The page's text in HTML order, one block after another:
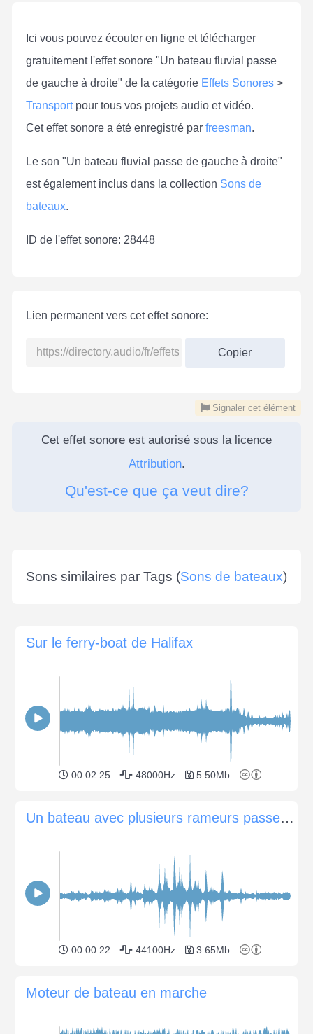
Ici vous pouvez écouter en ligne et télécharger
gratuitement l'effet sonore "Un bateau fluvial passe
de gauche à droite" de la catégorie Effets Sonores >
Transportpour tous vos projets audio et vidéo.
Cet effet sonore a été enregistré par freesman.
Le son "Un bateau fluvial passe de gauche à droite"
est également inclus dans la collection Sons de
bateaux.
ID de l'effet sonore: 28448
Lien permanent vers cet effet sonore:
Copier
Signaler cet élément
Cet effet sonore est autorisé sous la licence
Attribution.
Qu'est-ce que ça veut dire?
Sons similaires par Tags (Sons de bateaux)
Sur le ferry-boat de Halifax
00:02:25 48000Hz 5.50Mb
Un bateau avec plusieurs rameurs passe de gauche à droite.
00:00:22 44100Hz 3.65Mb
Moteur de bateau en marche